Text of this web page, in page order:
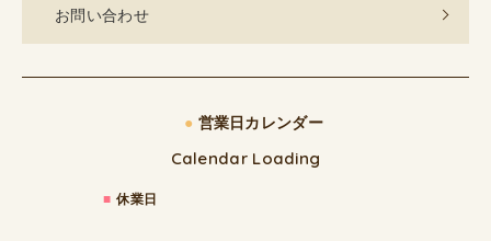
お問い合わせ
● 営業日カレンダー
Calendar Loading
■ 休業日